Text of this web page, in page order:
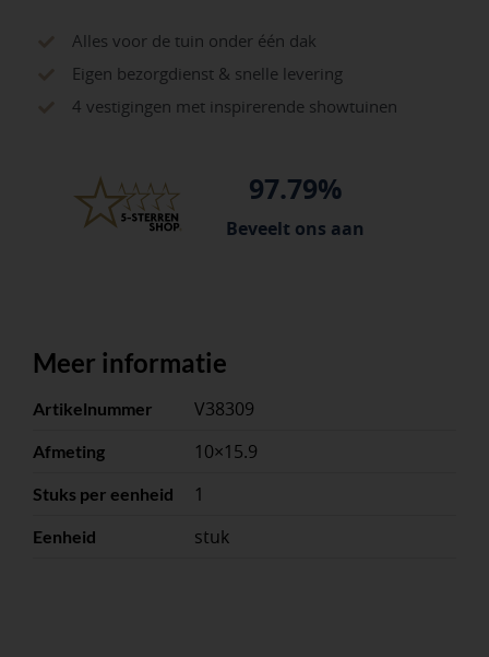
Alles voor de tuin onder één dak
Eigen bezorgdienst & snelle levering
4 vestigingen met inspirerende showtuinen
97.79%
Beveelt ons aan
Meer informatie
Artikelnummer V38309
Afmeting 10×15.9
Stuks per eenheid 1
Eenheid stuk